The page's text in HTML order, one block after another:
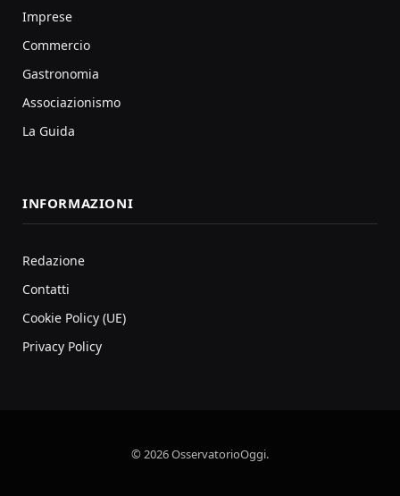
Imprese
Commercio
Gastronomia
Associazionismo
La Guida
INFORMAZIONI
Redazione
Contatti
Cookie Policy (UE)
Privacy Policy
© 2026 OsservatorioOggi.